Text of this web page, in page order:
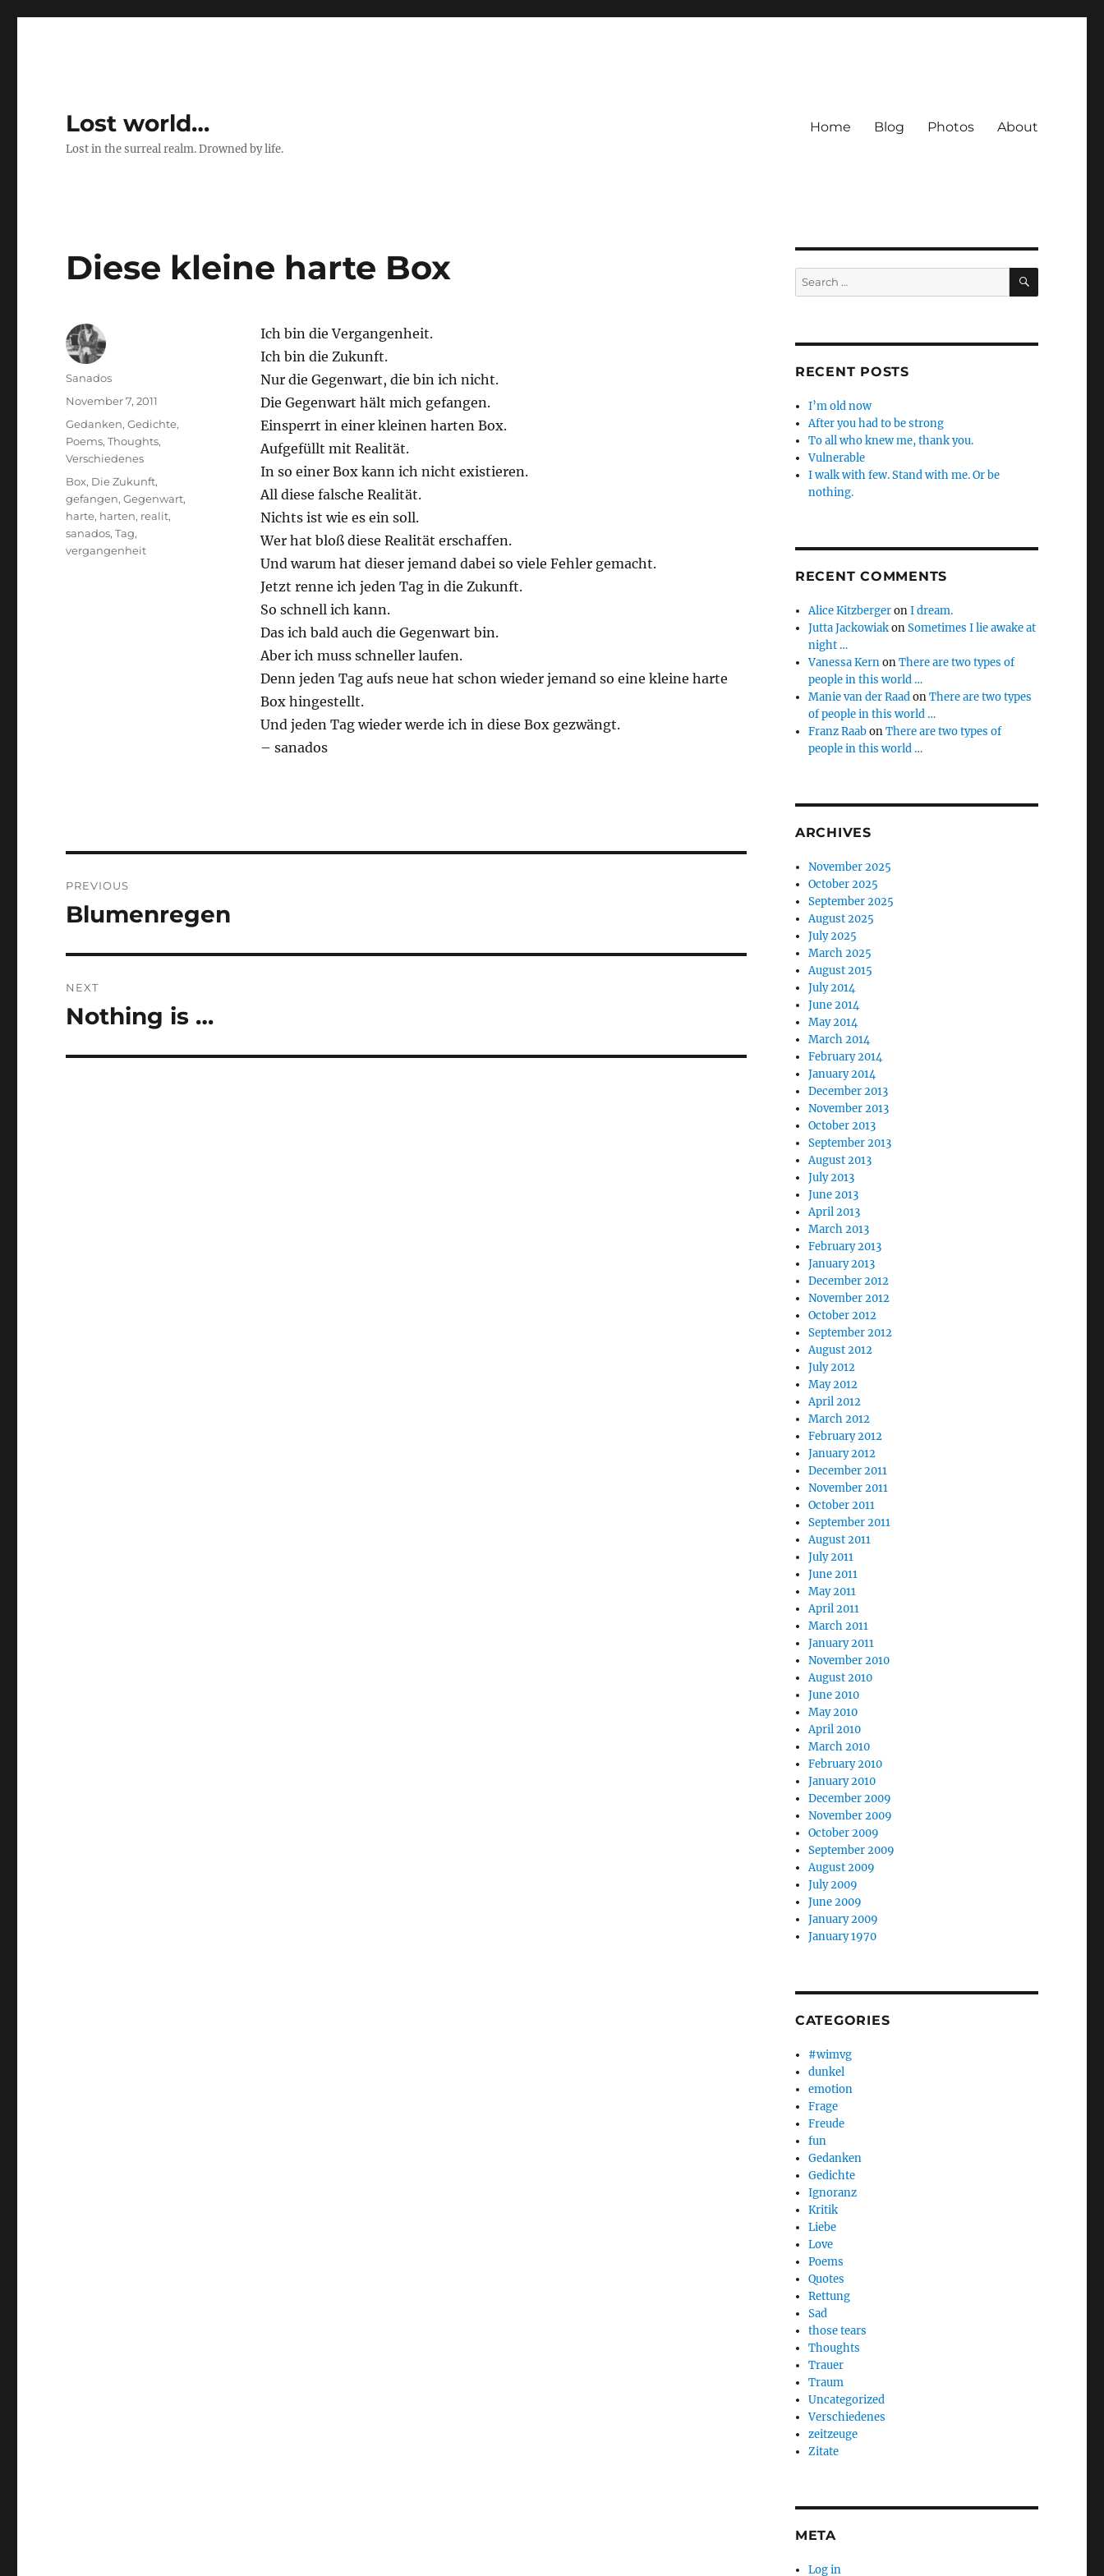
Lost world…
Lost in the surreal realm. Drowned by life.
Home Blog Photos About
Diese kleine harte Box
Ich bin die Vergangenheit.
Ich bin die Zukunft.
Nur die Gegenwart, die bin ich nicht.
Die Gegenwart hält mich gefangen.
Einsperrt in einer kleinen harten Box.
Aufgefüllt mit Realität.
In so einer Box kann ich nicht existieren.
All diese falsche Realität.
Nichts ist wie es ein soll.
Wer hat bloß diese Realität erschaffen.
Und warum hat dieser jemand dabei so viele Fehler gemacht.
Jetzt renne ich jeden Tag in die Zukunft.
So schnell ich kann.
Das ich bald auch die Gegenwart bin.
Aber ich muss schneller laufen.
Denn jeden Tag aufs neue hat schon wieder jemand so eine kleine harte
Box hingestellt.
Und jeden Tag wieder werde ich in diese Box gezwängt.
– sanados
Author
Sanados
Posted
November 7, 2011
Categories
Gedanken,Gedichte,
Poems,Thoughts,
Verschiedenes
Tags
Box, Die Zukunft,
gefangen,Gegenwart,
harte, harten, realit,
sanados,Tag,
vergangenheit
navigation
PREVIOUS
Previous
Blumenregen
NEXT
Next
Nothing is …
Search
for:
SEARCH
RECENT POSTS
I’m old now
After you had to be strong
To all who knew me, thank you.
Vulnerable
I walk with few. Stand with me. Or be
nothing.
RECENT COMMENTS
Alice KitzbergeronI dream.
Jutta JackowiakonSometimes I lie awake at
night …
Vanessa KernonThere are two types of
people in this world …
Manie van der RaadonThere are two types
of people in this world …
Franz RaabonThere are two types of
people in this world …
ARCHIVES
November 2025
October 2025
September 2025
August 2025
July 2025
March 2025
August 2015
July 2014
June 2014
May 2014
March 2014
February 2014
January 2014
December 2013
November 2013
October 2013
September 2013
August 2013
July 2013
June 2013
April 2013
March 2013
February 2013
January 2013
December 2012
November 2012
October 2012
September 2012
August 2012
July 2012
May 2012
April 2012
March 2012
February 2012
January 2012
December 2011
November 2011
October 2011
September 2011
August 2011
July 2011
June 2011
May 2011
April 2011
March 2011
January 2011
November 2010
August 2010
June 2010
May 2010
April 2010
March 2010
February 2010
January 2010
December 2009
November 2009
October 2009
September 2009
August 2009
July 2009
June 2009
January 2009
January 1970
CATEGORIES
#wimvg
dunkel
emotion
Frage
Freude
fun
Gedanken
Gedichte
Ignoranz
Kritik
Liebe
Love
Poems
Quotes
Rettung
Sad
those tears
Thoughts
Trauer
Traum
Uncategorized
Verschiedenes
zeitzeuge
Zitate
META
Log in